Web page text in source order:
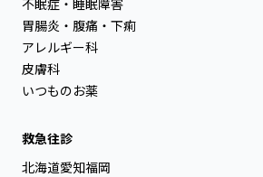
胃腸炎・腹痛・下痢
アレルギー科
皮膚科
いつものお薬
救急往診
北海道愛知福岡